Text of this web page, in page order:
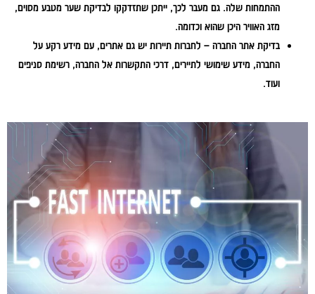
ההתמחות שלה. גם מעבר לכך, ייתכן שתזדקקו לבדיקת שער מטבע מסוים,
מזג האוויר היכן שהוא וכדומה.
בדיקת אתר החברה – לחברות תיירות יש גם אתרים, עם מידע רקע על
החברה, מידע שימושי לתיירים, דרכי התקשרות אל החברה, רשימת סניפים
ועוד.